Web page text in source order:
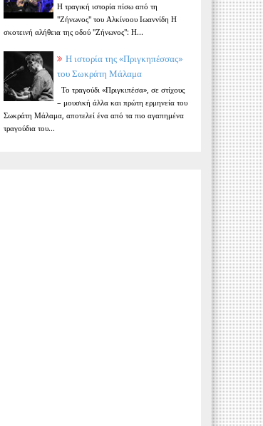
Η τραγική ιστορία πίσω από τη
"Ζήνωνος" του Αλκίνοου Ιωαννίδη Η
σκοτεινή αλήθεια της οδού "Ζήνωνος": Η...
Η ιστορία της «Πριγκηπέσσας»
του Σωκράτη Μάλαμα
Το τραγούδι «Πριγκιπέσα», σε στίχους
– μουσική άλλα και πρώτη ερμηνεία του
Σωκράτη Μάλαμα, αποτελεί ένα από τα πιο αγαπημένα
τραγούδια του...